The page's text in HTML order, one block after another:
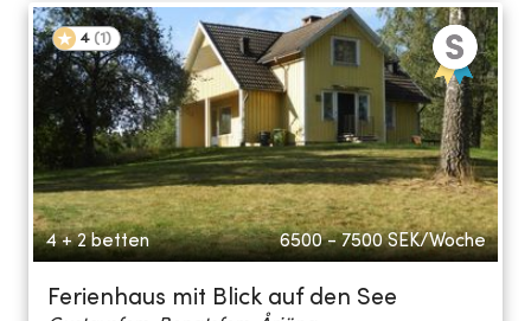
4 (1 )
4 + 2 betten 6500 - 7500 SEK/Woche
Ferienhaus mit Blick auf den See